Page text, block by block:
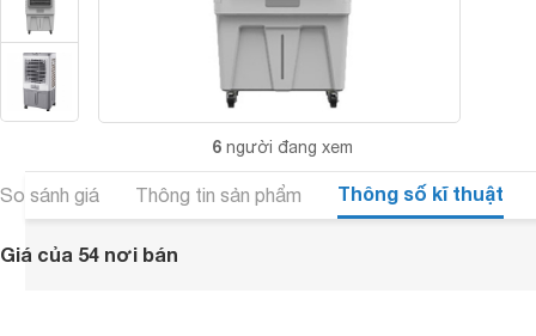
6 người đang xem
So sánh giá Thông tin sản phẩm Thông số kĩ thuật
Giá của 54 nơi bán